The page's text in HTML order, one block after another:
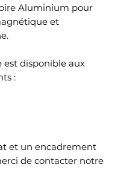
Aluminium pour
et
est disponible aux
:
et un encadrement
de contacter notre